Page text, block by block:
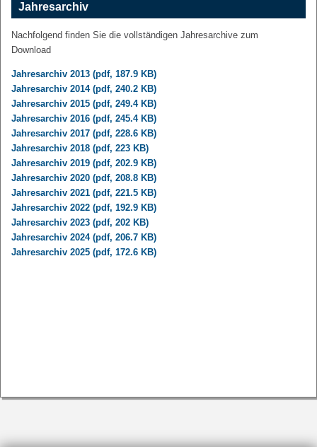
Jahresarchiv
Nachfolgend finden Sie die vollständigen Jahresarchive zum
Download
Jahresarchiv 2013 (pdf, 187.9 KB)
Jahresarchiv 2014 (pdf, 240.2 KB)
Jahresarchiv 2015 (pdf, 249.4 KB)
Jahresarchiv 2016 (pdf, 245.4 KB)
Jahresarchiv 2017 (pdf, 228.6 KB)
Jahresarchiv 2018 (pdf, 223 KB)
Jahresarchiv 2019 (pdf, 202.9 KB)
Jahresarchiv 2020 (pdf, 208.8 KB)
Jahresarchiv 2021 (pdf, 221.5 KB)
Jahresarchiv 2022 (pdf, 192.9 KB)
Jahresarchiv 2023 (pdf, 202 KB)
Jahresarchiv 2024 (pdf, 206.7 KB)
Jahresarchiv 2025 (pdf, 172.6 KB)